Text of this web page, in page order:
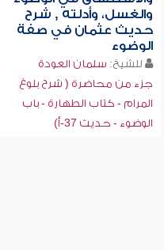
والغسل، وأدلته , شرح
حديث عثمان في صفة
الوضوء
للشيخ: سلمان العودة
جزء من محاضرة ( شرح بلوغ
المرام - كتاب الطهارة - باب
الوضوء - حديث 37-أ)